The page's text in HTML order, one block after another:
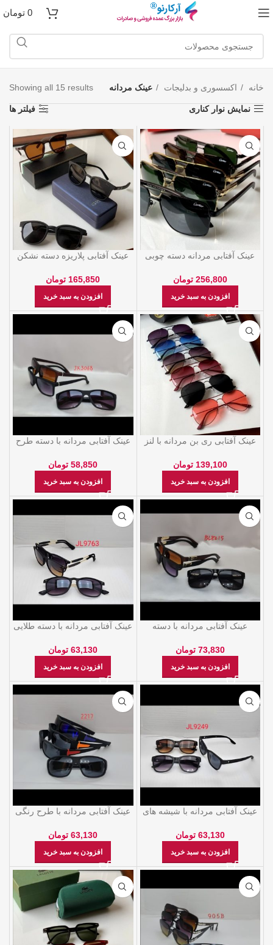
0 تومان
خانه اکسسوری و بدلیجات عینک مردانه Showing all 15 results
نمایش نوار کناری فیلتر ها
عينک آفتابی مردانه دسته چوبی
256,800 تومان
افزودن به سبد خرید
عینک آفتابی پلاریزه دسته نشکن
165,850 تومان
افزودن به سبد خرید
عینک آفتابی ری بن مردانه با لنز
139,100 تومان
افزودن به سبد خرید
عینک آفتابی مردانه با دسته طرح
58,850 تومان
افزودن به سبد خرید
عینک آفتابی مردانه با دسته
73,830 تومان
افزودن به سبد خرید
عینک آفتابی مردانه با دسته طلایی
63,130 تومان
افزودن به سبد خرید
عینک آفتابی مردانه با شیشه های
63,130 تومان
افزودن به سبد خرید
عینک آفتابی مردانه با طرح رنگی
63,130 تومان
افزودن به سبد خرید